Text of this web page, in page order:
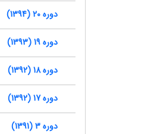
دوره 20 (1394)
دوره 19 (1393)
دوره 18 (1392)
دوره 17 (1392)
دوره 3 (1391)